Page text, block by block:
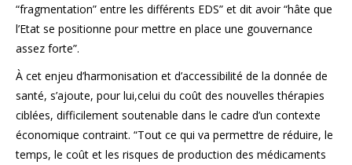
“fragmentation” entre les différents EDS” et dit avoir “hâte que
l’Etat se positionne pour mettre en place une gouvernance
assez forte”.
À cet enjeu d’harmonisation et d’accessibilité de la donnée de
santé, s’ajoute, pour lui,celui du coût des nouvelles thérapies
ciblées, difficilement soutenable dans le cadre d’un contexte
économique contraint. “Tout ce qui va permettre de réduire, le
temps, le coût et les risques de production des médicaments